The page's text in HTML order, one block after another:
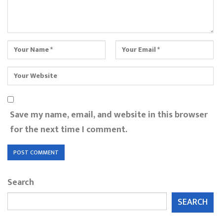
Save my name, email, and website in this browser
for the next time I comment.
Search
SEARCH